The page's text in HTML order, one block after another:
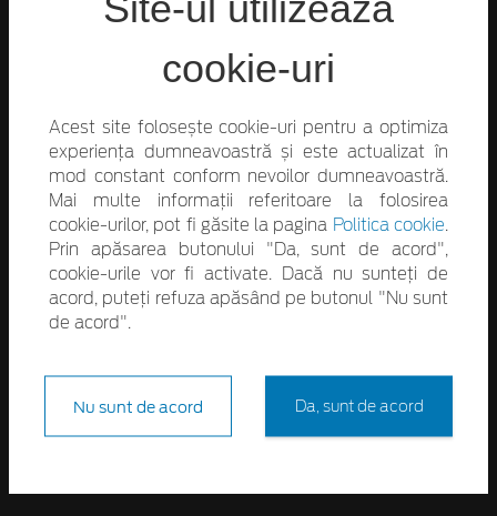
Mașini de oraș
Transport persoane
Vignale
Cumpără
Configurează modelul Ford
cookie-uri
Acest site folosește cookie-uri pentru a optimiza
experiența dumneavoastră și este actualizat în
mod constant conform nevoilor dumneavoastră.
Mai multe informații referitoare la folosirea
cookie-urilor, pot fi găsite la pagina Politica cookie.
Prin apăsarea butonului "Da, sunt de acord",
cookie-urile vor fi activate. Dacă nu sunteți de
acord, puteți refuza apăsând pe butonul "Nu sunt
de acord".
Nu sunt de acord Da, sunt de acord